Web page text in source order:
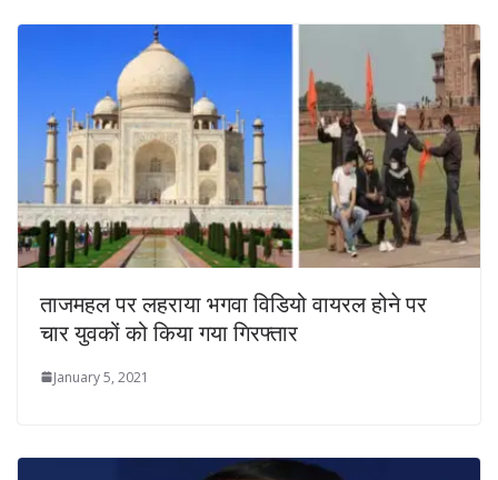
ताजमहल पर लहराया भगवा विडियो वायरल होने पर
चार युवकों को किया गया गिरफ्तार
January 5, 2021